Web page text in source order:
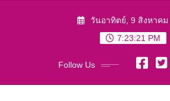
วันอาทิตย์, 9 สิงหาคม
7:23:23 PM
Follow Us